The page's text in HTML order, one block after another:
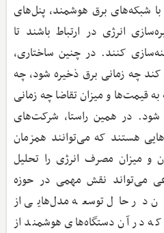
شبکه‌های برق هوشمند، پنل‌های
انرژی در ارتباط باشند تا
کنند. در چنین ساختاری،
چه زمانی برق ذخیره شود، چه
قیمت‌ها و میزان تقاضا چه زمانی
شود. در همین راستا، شرکت‌های
هستند که می‌توانند همزمان
و میزان مصرف انرژی را تحلیل
می‌تواند نقش مهمی در حوزه
در حال توسعه مدل‌هایی از
که در آن دستگاه‌های هوشمند از